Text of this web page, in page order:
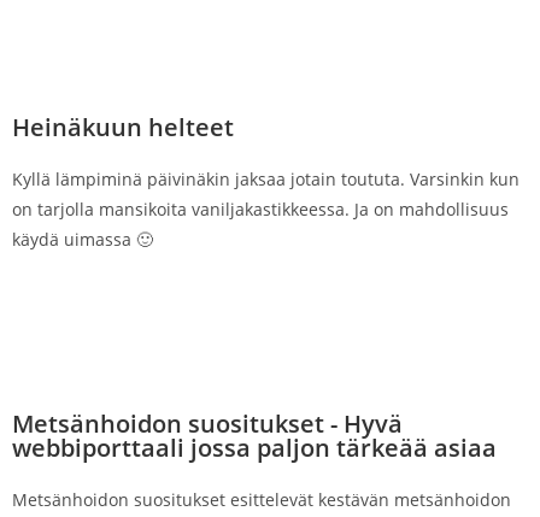
Heinäkuun helteet
Kyllä lämpiminä päivinäkin jaksaa jotain toututa. Varsinkin kun
on tarjolla mansikoita vaniljakastikkeessa. Ja on mahdollisuus
käydä uimassa 🙂
Metsänhoidon suositukset - Hyvä
webbiporttaali jossa paljon tärkeää asiaa
Metsänhoidon suositukset esittelevät kestävän metsänhoidon